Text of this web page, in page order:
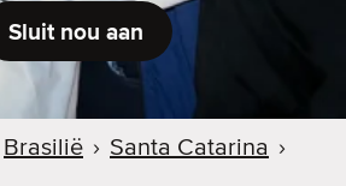
Sluit nou aan
Brasilië › Santa Catarina ›